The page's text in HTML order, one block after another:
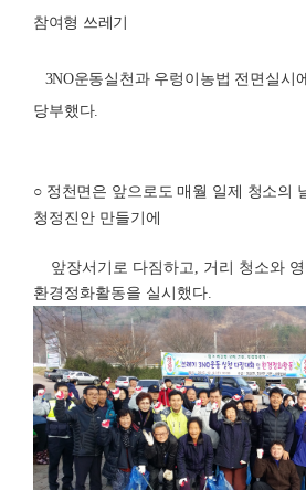
참여형 쓰레기
3NO운동실천과 우렁이농법 전면실시
당부했다.
○ 정천면은 앞으로도 매월 일제 청소의
청정진안 만들기에
앞장서기로 다짐하고, 거리 청소와
환경정화활동을 실시했다.